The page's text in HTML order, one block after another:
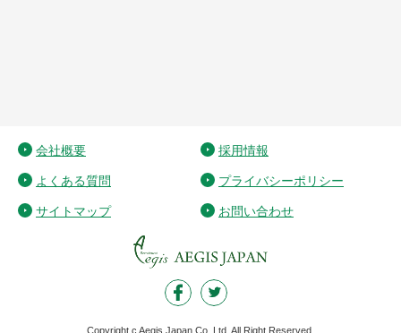
会社概要 採用情報
よくある質問 プライバシーポリシー
サイトマップ お問い合わせ
Copyright c Aegis Japan Co.,Ltd. All Right Reserved.